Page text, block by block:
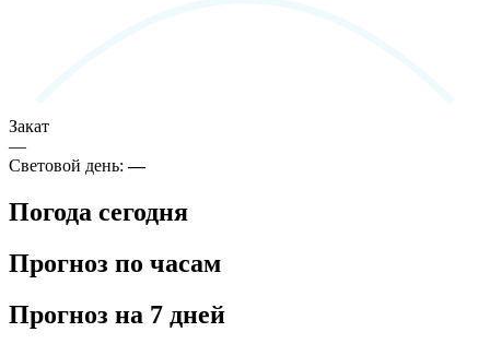
Закат
—
Световой день:—
Погода сегодня
Прогноз по часам
Прогноз на 7 дней